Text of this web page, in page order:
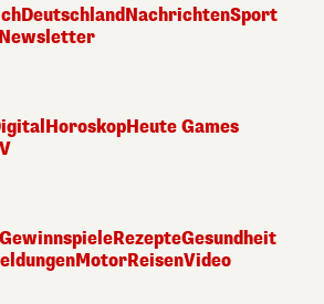
DeutschlandNachrichtenSport
Newsletter
HoroskopHeute Games
GewinnspieleRezepteGesundheit
MotorReisenVideo